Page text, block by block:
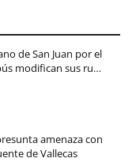
de San Juan por el
modifican sus ru…
amenaza con
de Vallecas